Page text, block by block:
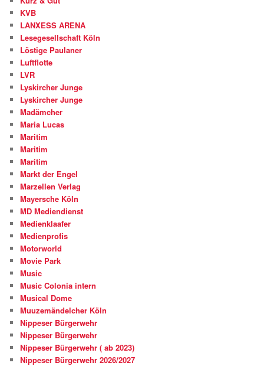
KVB
LANXESS ARENA
Lesegesellschaft Köln
Löstige Paulaner
Luftflotte
LVR
Lyskircher Junge
Lyskircher Junge
Madämcher
Maria Lucas
Maritim
Maritim
Maritim
Markt der Engel
Marzellen Verlag
Mayersche Köln
MD Mediendienst
Medienklaafer
Medienprofis
Motorworld
Movie Park
Music
Music Colonia intern
Musical Dome
Muuzemändelcher Köln
Nippeser Bürgerwehr
Nippeser Bürgerwehr
Nippeser Bürgerwehr ( ab 2023)
Nippeser Bürgerwehr 2026/2027